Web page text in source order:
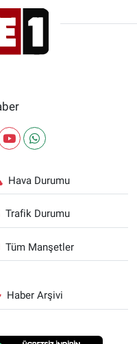
Hava Durumu
Trafik Durumu
Tüm Manşetler
Haber Arşivi